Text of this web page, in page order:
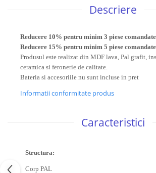
Descriere
Reducere 10% pentru minim 3 piese
Reducere 15% pentru minim 5 piese
Produsul este realizat din MDF lava, Pal grafit,
ceramica si feronerie de calitate.
Bateria si accesoriile nu sunt incluse in pret
Informatii conformitate produs
Caracteristici
Structura:
Corp PAL